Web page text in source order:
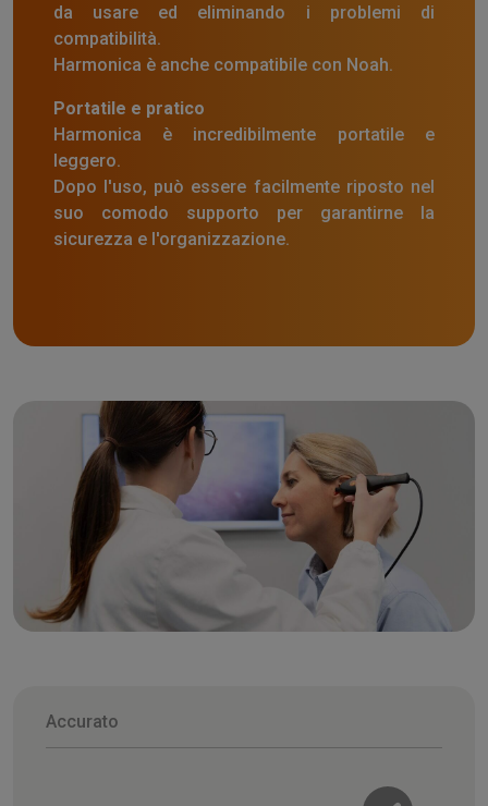
da usare ed eliminando i problemi di
compatibilità.
Harmonica è anche compatibile con Noah.
Portatile e pratico
Harmonica è incredibilmente portatile e
leggero.
Dopo l'uso, può essere facilmente riposto nel
suo comodo supporto per garantirne la
sicurezza e l'organizzazione.
Accurato